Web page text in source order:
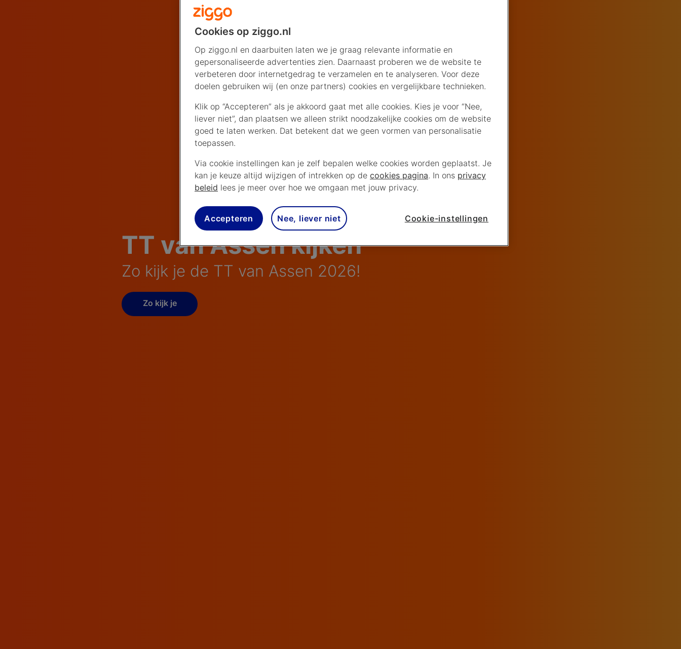
TT van Assen kijken
Zo kijk je de TT van Assen 2026!
Zo kijk je
Cookies op ziggo.nl
Op ziggo.nl en daarbuiten laten we je graag relevante informatie en
gepersonaliseerde advertenties zien. Daarnaast proberen we de website te
verbeteren door internetgedrag te verzamelen en te analyseren. Voor deze
doelen gebruiken wij (en onze partners) cookies en vergelijkbare technieken.
Klik op “Accepteren” als je akkoord gaat met alle cookies. Kies je voor “Nee,
liever niet”, dan plaatsen we alleen strikt noodzakelijke cookies om de website
goed te laten werken. Dat betekent dat we geen vormen van personalisatie
toepassen.
Via cookie instellingen kan je zelf bepalen welke cookies worden geplaatst. Je
kan je keuze altijd wijzigen of intrekken op de cookies pagina. In ons privacy
beleid lees je meer over hoe we omgaan met jouw privacy.
Accepteren Nee, liever niet Cookie-instellingen